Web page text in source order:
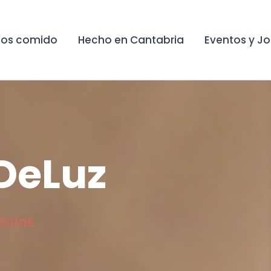
comido Hecho en Cantabria Eventos y